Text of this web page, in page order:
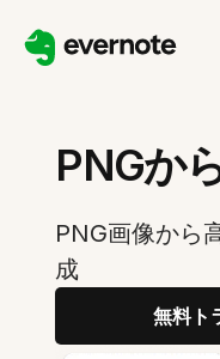
PNGか
PNG画像から
成
無料ト